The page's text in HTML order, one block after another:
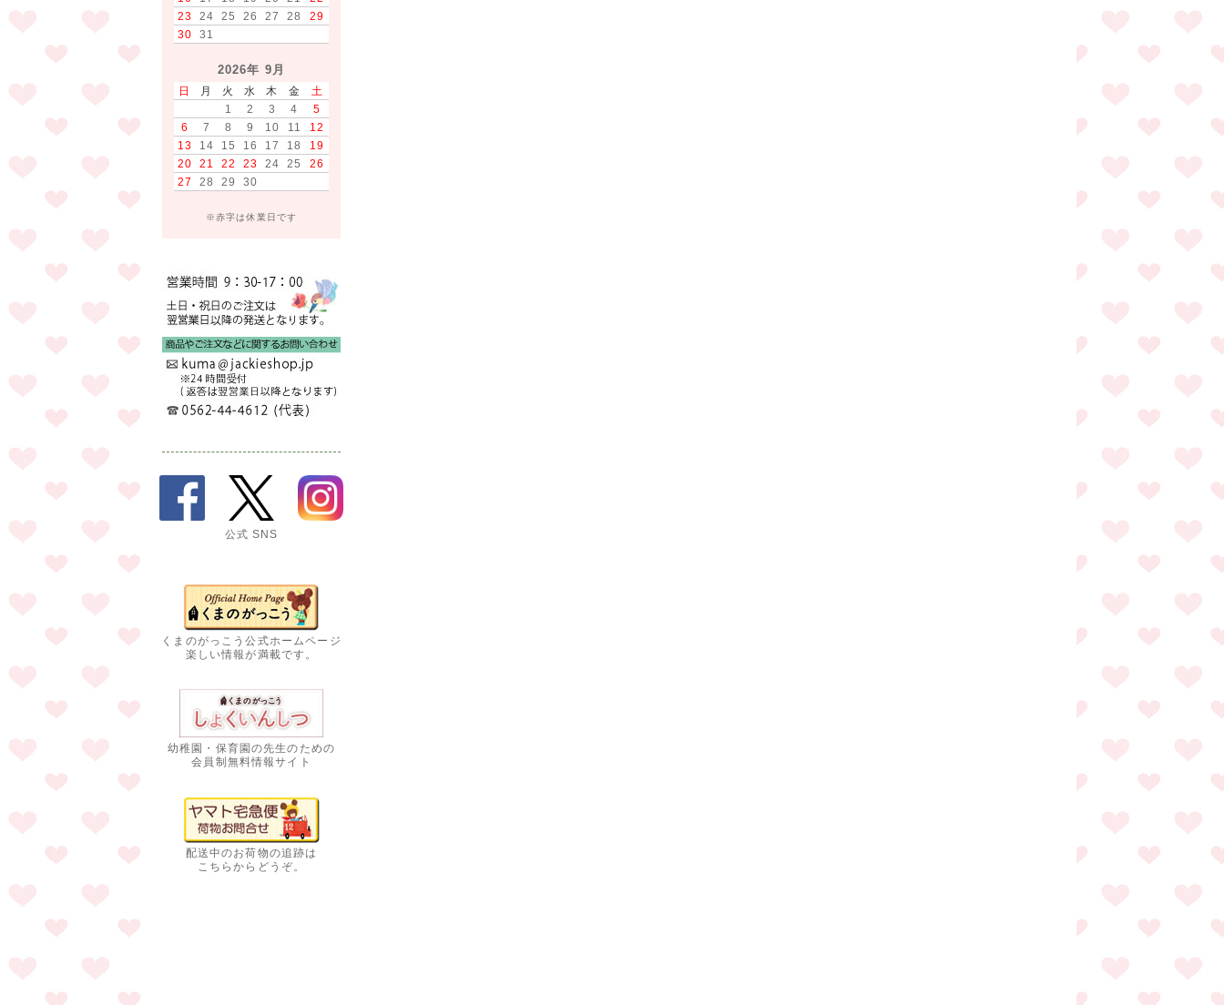
23
24 25 26 27 28
29
30
31
2026年 9月
日 月 火 水 木 金
土
1
2 3 4
5
6
7 8 9 10 11
12
13
14 15 16 17 18
19
20
21 22 23 24 25
26
27
28 29 30
※赤字は休業日です
公式 SNS
くまのがっこう公式ホームページ
楽しい情報が満載です。
幼稚園・保育園の先生のための
会員制無料情報サイト
配送中のお荷物の追跡は
こちらからどうぞ。